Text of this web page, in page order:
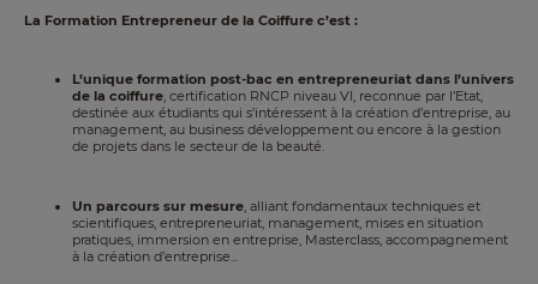
La Formation Entrepreneur de la Coiffure c’est :
L’unique formation post-bac en entrepreneuriat dans l’univers
de la coiffure, certification RNCP niveau VI, reconnue par l’Etat,
destinée aux étudiants qui s’intéressent à la création d’entreprise, au
management, au business développement ou encore à la gestion
de projets dans le secteur de la beauté.
Un parcours sur mesure, alliant fondamentaux techniques et
scientifiques, entrepreneuriat, management, mises en situation
pratiques, immersion en entreprise, Masterclass, accompagnement
à la création d’entreprise...